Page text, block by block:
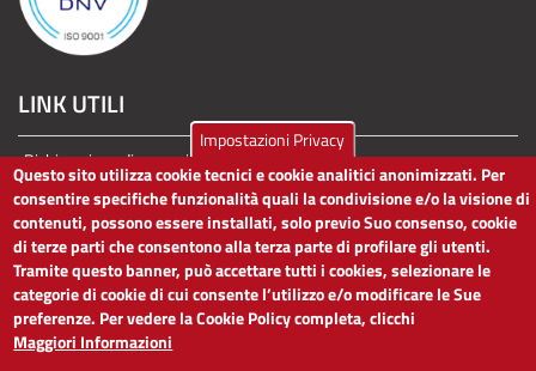
LINK UTILI
Dichiarazione di accessibilità
Obiettivi di accessibilità
Segnalaci problemi di accessibilità
Note legali
Privacy
Accesso riservato
ACCESSIBILITÀ
Impostazioni Privacy
Questo sito utilizza cookie tecnici e cookie analitici anonimizzati. Per
consentire specifiche funzionalità quali la condivisione e/o la visione di
contenuti, possono essere installati, solo previo Suo consenso, cookie
di terze parti che consentono alla terza parte di profilare gli utenti.
Tramite questo banner, può accettare tutti i cookies, selezionare le
categorie di cookie di cui consente l’utilizzo e/o modificare le Sue
preferenze. Per vedere la Cookie Policy completa, clicchi
Maggiori Informazioni